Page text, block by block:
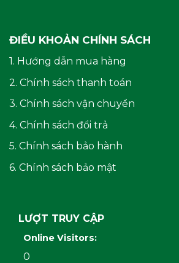
ĐIỀU KHOẢN CHÍNH SÁCH
1. Hướng dẫn mua hàng
2. Chính sách thanh toán
3. Chính sách vận chuyển
4. Chính sách đổi trả
5. Chính sách bảo hành
6. Chính sách bảo mật
LƯỢT TRUY CẬP
Online Visitors:
0